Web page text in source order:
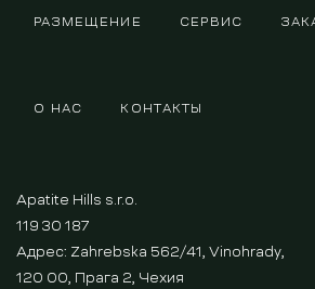
РАЗМЕЩЕНИЕ СЕРВИС
О НАС КОНТАКТЫ
Apatite Hills s.r.o.
119 30 187
Адрес: Zahrebska 562/41, Vinohrady,
120 00, Прага 2, Чехия